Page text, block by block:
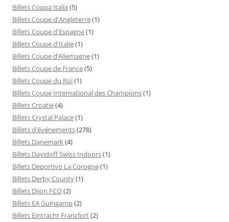
Billets Coppa Italia (5)
Billets Coupe d'Angleterre(1)
Billets Coupe d'Espagne(1)
Billets Coupe d'Italie(1)
Billets Coupe d’Allemagne(1)
Billets Coupe de France(5)
Billets Coupe du Roi(1)
Billets Coupe International des Champions(1)
Billets Croatie(4)
Billets Crystal Palace(1)
Billets d'événements(278)
Billets Danemark(4)
Billets Davidoff Swiss Indoors(1)
Billets Deportivo La Corogne(1)
Billets Derby County(1)
Billets Dijon FCO(2)
Billets EA Guingamp(2)
Billets Eintracht Francfort(2)